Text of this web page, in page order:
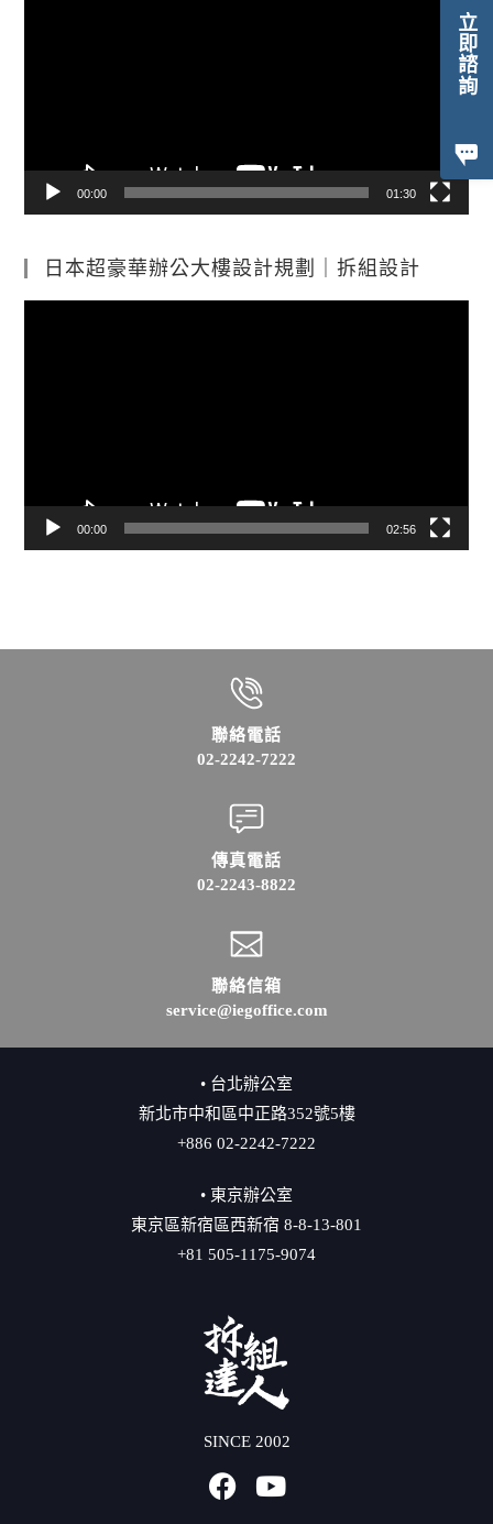
立即諮詢
00:00 01:30
日本超豪華辦公大樓設計規劃｜拆組設計
00:00 02:56
聯絡電話
02-2242-7222
傳真電話
02-2243-8822
聯絡信箱
service@iegoffice.com
• 台北辦公室
新北市中和區中正路352號5樓
+886 02-2242-7222
• 東京辦公室
東京區新宿區西新宿 8-8-13-801
+81 505-1175-9074
SINCE 2002